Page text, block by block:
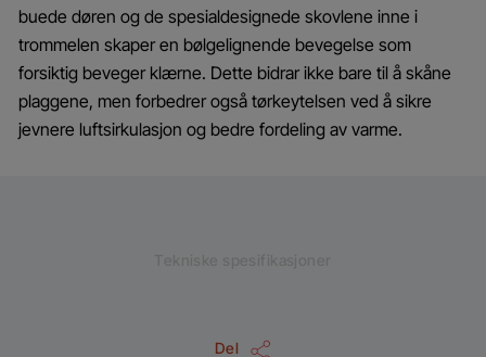
buede døren og de spesialdesignede skovlene inne i
trommelen skaper en bølgelignende bevegelse som
forsiktig beveger klærne. Dette bidrar ikke bare til å skåne
plaggene, men forbedrer også tørkeytelsen ved å sikre
jevnere luftsirkulasjon og bedre fordeling av varme.
Del